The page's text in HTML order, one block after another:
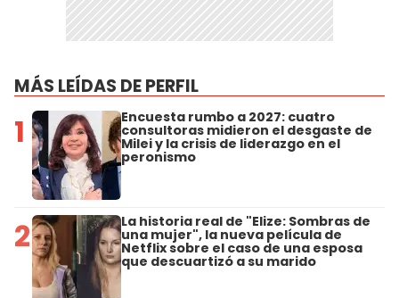
MÁS LEÍDAS DE PERFIL
1 Encuesta rumbo a 2027: cuatro
consultoras midieron el desgaste de
Milei y la crisis de liderazgo en el
peronismo
2 La historia real de "Elize: Sombras de
una mujer", la nueva película de
Netflix sobre el caso de una esposa
que descuartizó a su marido